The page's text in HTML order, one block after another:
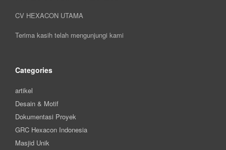
CV HEXACON UTAMA
Terima kasih telah mengunjungi kami
Categories
artikel
Desain & Motif
Dokumentasi Proyek
GRC Hexacon Indonesia
Masjid Unik